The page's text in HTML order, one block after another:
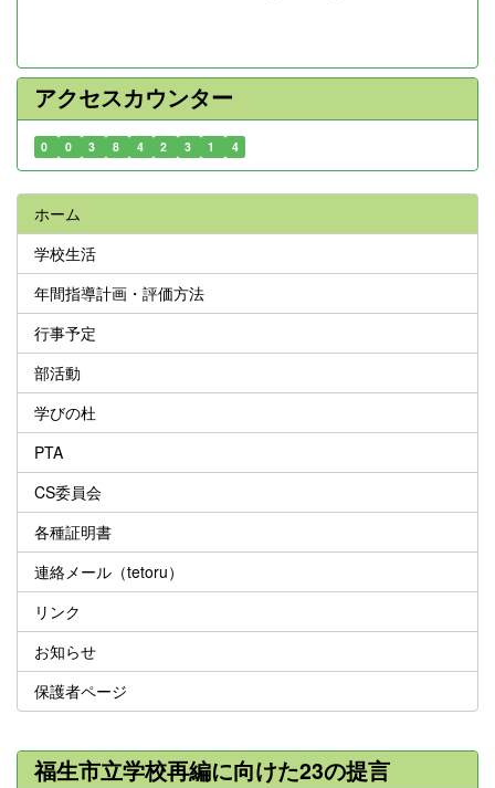
アクセスカウンター
0 0 3 8 4 2 3 1 4
ホーム
学校生活
年間指導計画・評価方法
行事予定
部活動
学びの杜
PTA
CS委員会
各種証明書
連絡メール（tetoru）
リンク
お知らせ
保護者ページ
福生市立学校再編に向けた23の提言